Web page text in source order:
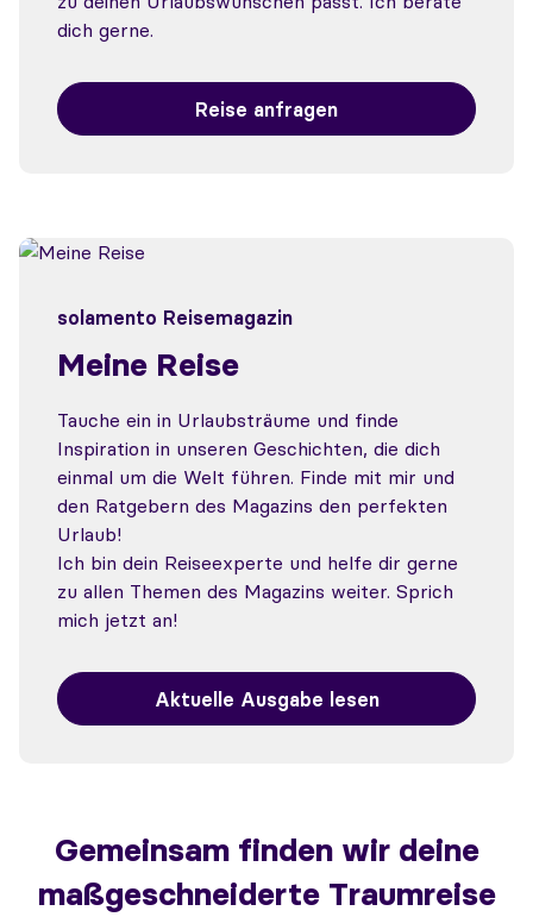
dich gerne.
Reise anfragen
solamento Reisemagazin
Meine Reise
Tauche ein in Urlaubsträume und finde
Inspiration in unseren Geschichten, die dich
einmal um die Welt führen. Finde mit mir und
den Ratgebern des Magazins den perfekten
Urlaub!
Ich bin dein Reiseexperte und helfe dir gerne
zu allen Themen des Magazins weiter. Sprich
mich jetzt an!
Aktuelle Ausgabe lesen
Gemeinsam finden wir deine
maßgeschneiderte Traumreise